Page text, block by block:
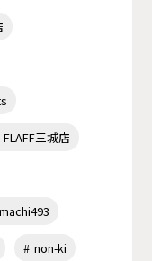
FLAFF三城店
non-ki